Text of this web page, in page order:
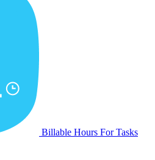
Billable Hours For Tasks